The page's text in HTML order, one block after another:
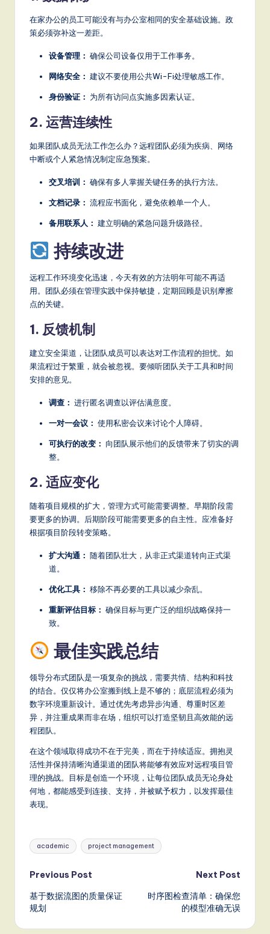
在家办公的员工可能没有与办公室相同的安全基础设施。政
策必须弥补这一差距。
设备管理： 确保公司设备仅用于工作事务。
网络安全： 建议不要使用公共Wi-Fi处理敏感工作。
身份验证： 为所有访问点实施多因素认证。
2. 运营连续性
如果团队成员无法工作怎么办？远程团队必须为疾病、网络
中断或个人紧急情况制定应急预案。
交叉培训： 确保有多人掌握关键任务的执行方法。
文档记录： 流程应书面化，避免依赖单一个人。
备用联系人： 建立明确的紧急问题升级路径。
持续改进
远程工作环境变化迅速，今天有效的方法明年可能不再适
用。团队必须在管理实践中保持敏捷，定期回顾是识别摩擦
点的关键。
1. 反馈机制
建立安全渠道，让团队成员可以表达对工作流程的担忧。如
果流程过于繁重，就会被忽视。要倾听团队关于工具和时间
安排的意见。
调查： 进行匿名调查以评估满意度。
一对一会议： 使用私密会议来讨论个人障碍。
可执行的改变： 向团队展示他们的反馈带来了切实的调
整。
2. 适应变化
随着项目规模的扩大，管理方式可能需要调整。早期阶段需
要更多的协调。后期阶段可能需要更多的自主性。应准备好
根据项目阶段转变策略。
扩大沟通： 随着团队壮大，从非正式渠道转向正式渠
道。
优化工具： 移除不再必要的工具以减少杂乱。
重新评估目标： 确保目标与更广泛的组织战略保持一
致。
最佳实践总结
领导分布式团队是一项复杂的挑战，需要共情、结构和科技
的结合。仅仅将办公室搬到线上是不够的；底层流程必须为
数字环境重新设计。通过优先考虑异步沟通、尊重时区差
异，并注重成果而非在场，组织可以打造坚韧且高效能的远
程团队。
在这个领域取得成功不在于完美，而在于持续适应。拥抱灵
活性并保持清晰沟通渠道的团队将能够有效应对远程项目管
理的挑战。目标是创造一个环境，让每位团队成员无论身处
何地，都能感受到连接、支持，并被赋予权力，以发挥最佳
表现。
Tags:
academic project management
Post
navigation
Previous Post
基于数据流图的质量保证
规划
Next Post
时序图检查清单：确保您
的模型准确无误